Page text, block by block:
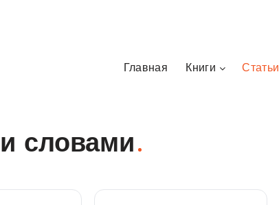
Главная Книги Статьи
словами